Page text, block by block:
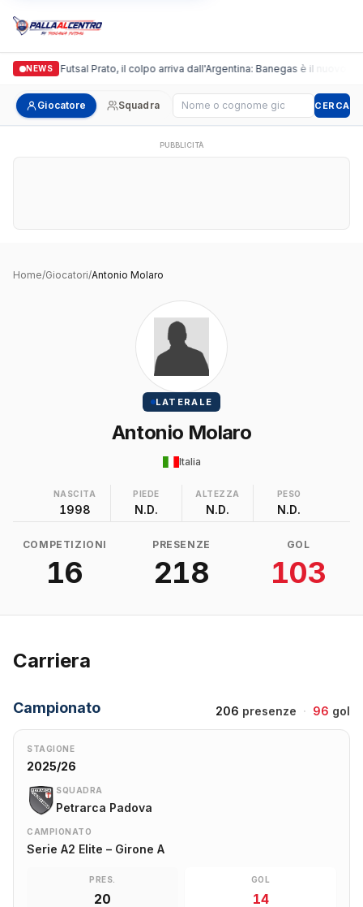
NEWS
Italgronda Futsal Prato, il colpo arriva dall'Argentina: Banegas è il nuovo
Giocatore Squadra Cerca giocatore CERCA
PUBBLICITÀ
Home/Giocatori/Antonio Molaro
LATERALE
Antonio Molaro
Italia
NASCITA
1998
PIEDE
N.D.
ALTEZZA
N.D.
PESO
N.D.
COMPETIZIONI
16
PRESENZE
218
GOL
103
Carriera
Campionato 206 presenze · 96 gol
STAGIONE
2025/26
SQUADRA
Petrarca Padova
CAMPIONATO
Serie A2 Elite – Girone A
PRES.
20
GOL
14